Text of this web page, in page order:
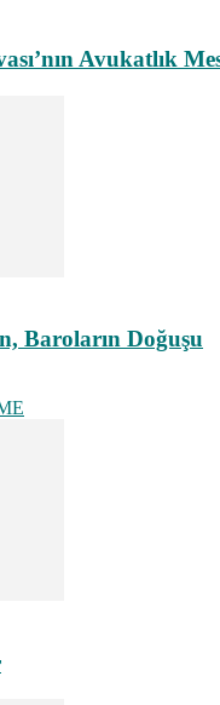
Avukatlık
Baroların Doğuşu